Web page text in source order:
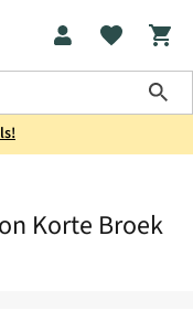
Korte Broek